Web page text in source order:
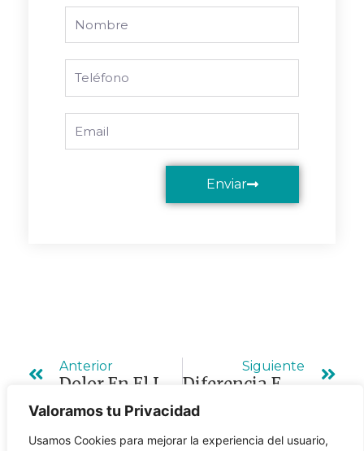
Valoramos tu Privacidad
Usamos Cookies para mejorar la experiencia del usuario,
Enviar
Anterior Siguiente